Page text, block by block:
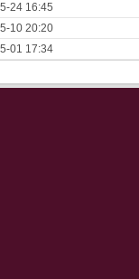
24 16:45
10 20:20
01 17:34